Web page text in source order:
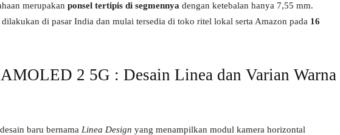
merupakan ponsel tertipis di segmennya dengan ketebalan hanya 7,55 mm.
di pasar India dan mulai tersedia di toko ritel lokal serta Amazon pada 16
2 5G : Desain Linea dan Varian Warna
baru bernama Linea Design yang menampilkan modul kamera horizontal